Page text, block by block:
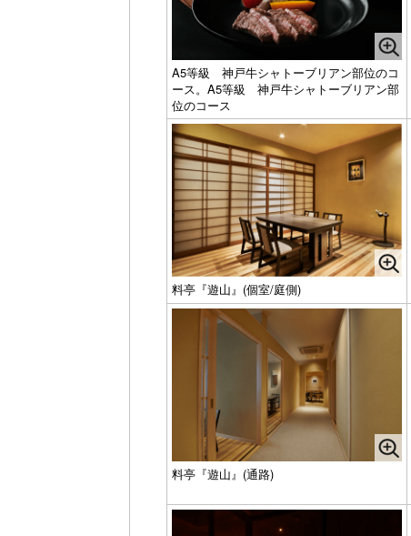
A5等級 神戸牛シャトーブリアン部位のコ
ース。A5等級 神戸牛シャトーブリアン部
位のコース
料亭『遊山』(個室/庭側)
料亭『遊山』(通路)